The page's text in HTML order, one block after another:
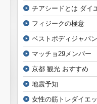
チアシードとは ダイ
フィジークの極意
ベストボディジャパ
マッチョ29メンバー
京都 観光 おすすめ
地震予知
女性の筋トレダイエ